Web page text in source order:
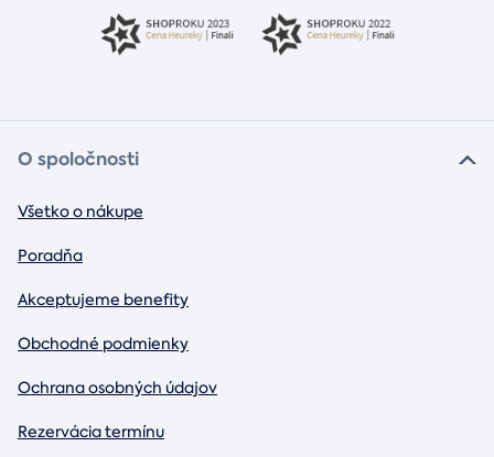
O spoločnosti
Všetko o nákupe
Poradňa
Akceptujeme benefity
Obchodné podmienky
Ochrana osobných údajov
Rezervácia termínu